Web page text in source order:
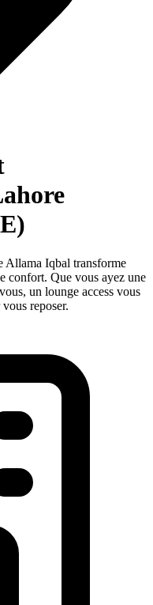
Allama Iqbal transforme
confort. Que vous ayez une
un lounge access vous
reposer.